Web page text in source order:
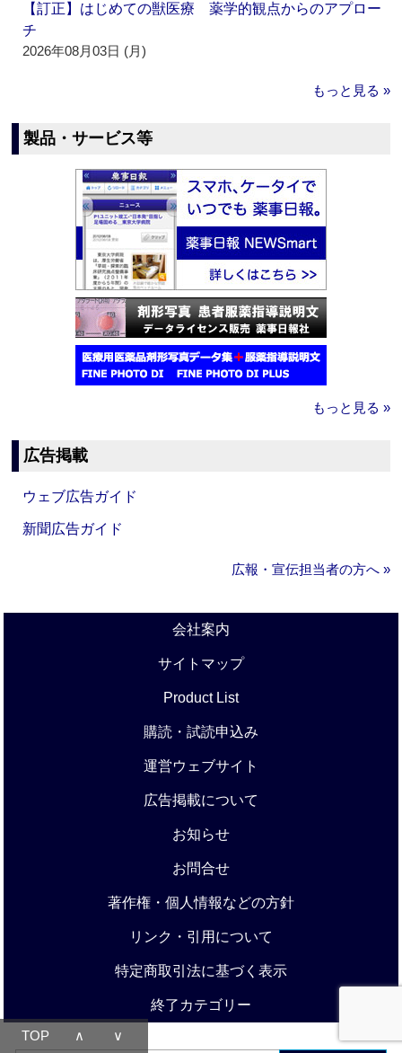
【訂正】はじめての獣医療 薬学的観点からのアプロー
チ
2026年08月03日 (月)
もっと見る »
製品・サービス等
もっと見る »
広告掲載
ウェブ広告ガイド
新聞広告ガイド
広報・宣伝担当者の方へ »
会社案内
サイトマップ
Product List
購読・試読申込み
運営ウェブサイト
広告掲載について
お知らせ
お問合せ
著作権・個人情報などの方針
リンク・引用について
特定商取引法に基づく表示
終了カテゴリー
TOP
∧ ∨